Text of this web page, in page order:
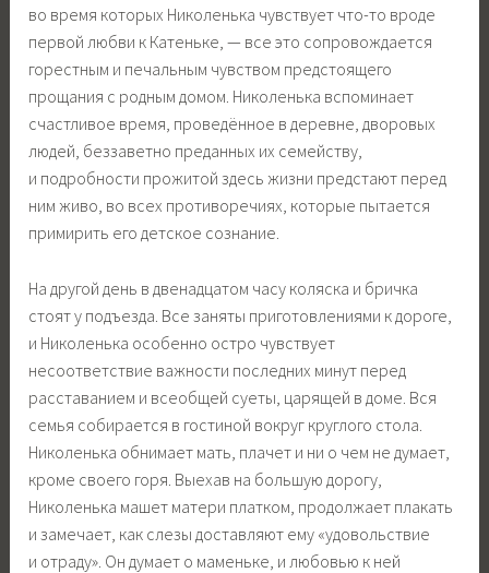
во время которых Николенька чувствует что-то вроде
первой любви к Катеньке, — все это сопровождается
горестным и печальным чувством предстоящего
прощания с родным домом. Николенька вспоминает
счастливое время, проведённое в деревне, дворовых
людей, беззаветно преданных их семейству,
и подробности прожитой здесь жизни предстают перед
ним живо, во всех противоречиях, которые пытается
примирить его детское сознание.
На другой день в двенадцатом часу коляска и бричка
стоят у подъезда. Все заняты приготовлениями к дороге,
и Николенька особенно остро чувствует
несоответствие важности последних минут перед
расставанием и всеобщей суеты, царящей в доме. Вся
семья собирается в гостиной вокруг круглого стола.
Николенька обнимает мать, плачет и ни о чем не думает,
кроме своего горя. Выехав на большую дорогу,
Николенька машет матери платком, продолжает плакать
и замечает, как слезы доставляют ему «удовольствие
и отраду». Он думает о маменьке, и любовью к ней